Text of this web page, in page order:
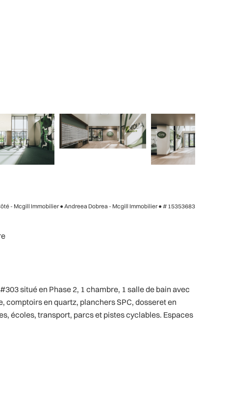
- Mcgill Immobilier ● Andreea Dobrea - Mcgill Immobilier ●# 15353683
situé en Phase 2, 1 chambre, 1 salle de bain avec
comptoirs en quartz, planchers SPC, dosseret en
écoles, transport, parcs et pistes cyclables. Espaces